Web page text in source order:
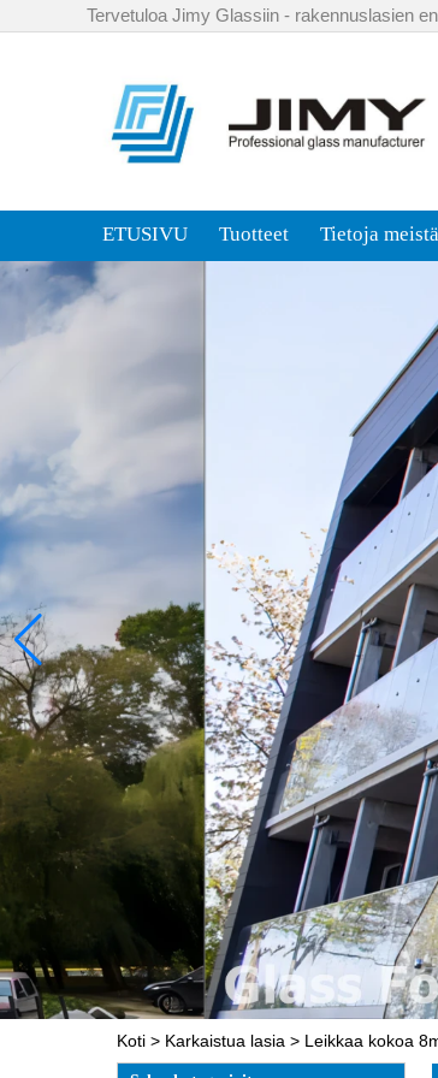
Tervetuloa Jimy Glassiin - rakennuslasien
ETUSIVU Tuotteet Tietoja meistä
Koti > Karkaistua lasia > Leikkaa kokoa